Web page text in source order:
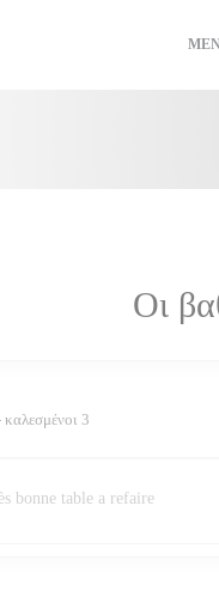
Οι
3
bonne table a refaire